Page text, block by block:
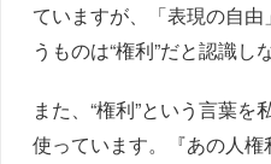
ていますが、「表現の自
うものは“権利”だと認識し
また、“権利”という言葉
使っています。『あの人